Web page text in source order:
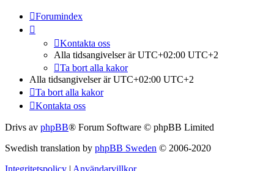
Forumindex
Kontakta oss
Alla tidsangivelser är UTC+02:00 UTC+2
Ta bort alla kakor
Alla tidsangivelser är UTC+02:00 UTC+2
Ta bort alla kakor
Kontakta oss
Drivs av phpBB® Forum Software © phpBB Limited
Swedish translation by phpBB Sweden © 2006-2020